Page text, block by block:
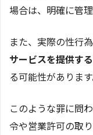
場合は、明確に管
また、実際の性行
サービスを提供す
る可能性があります
このような罪に問
令や営業許可の取